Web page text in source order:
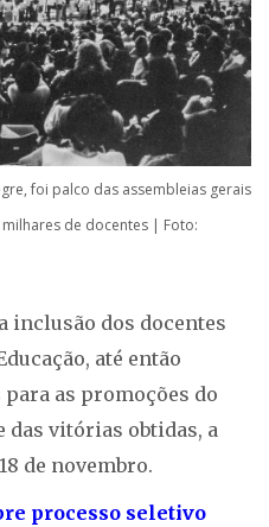
foi palco das assembleias gerais
de docentes | Foto:
inclusão dos docentes
até então
as promoções do
das vitórias obtidas, a
de novembro.
processo seletivo